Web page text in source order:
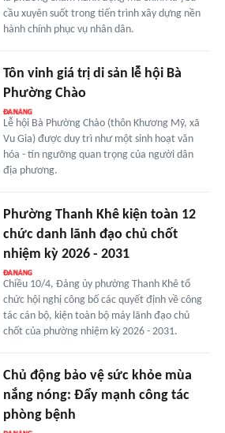
cầu xuyên suốt trong tiến trình xây dựng nền
hành chính phục vụ nhân dân.
Tôn vinh giá trị di sản lễ hội Bà
Phường Chào
Lễ hội Bà Phường Chào (thôn Khương Mỹ, xã
Vu Gia) được duy trì như một sinh hoạt văn
hóa - tín ngưỡng quan trọng của người dân
địa phương.
Phường Thanh Khê kiện toàn 12
chức danh lãnh đạo chủ chốt
nhiệm kỳ 2026 - 2031
Chiều 10/4, Đảng ủy phường Thanh Khê tổ
chức hội nghị công bố các quyết định về công
tác cán bộ, kiện toàn bộ máy lãnh đạo chủ
chốt của phường nhiệm kỳ 2026 - 2031.
Chủ động bảo vệ sức khỏe mùa
nắng nóng: Đẩy mạnh công tác
phòng bệnh